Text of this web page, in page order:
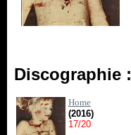
Discographie :
Home
(2016)
17/20